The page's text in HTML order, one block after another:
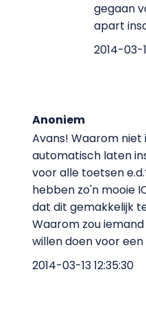
gegaan
apart
2014-03-
Anoniem
Avans! Waarom niet
automatisch laten
voor alle toetsen
hebben zo'n mooie
dat dit gemakkelijk
Waarom zou
willen doen voor
2014-03-13 12:35:30